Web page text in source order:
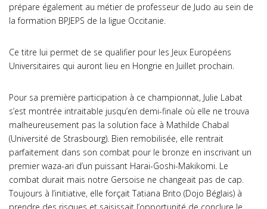
prépare également au métier de professeur de Judo au sein de
la formation BPJEPS de la ligue Occitanie.
Ce titre lui permet de se qualifier pour les Jeux Européens
Universitaires qui auront lieu en Hongrie en Juillet prochain.
Pour sa première participation à ce championnat, Julie Labat
s’est montrée intraitable jusqu’en demi-finale où elle ne trouva
malheureusement pas la solution face à Mathilde Chabal
(Université de Strasbourg). Bien remobilisée, elle rentrait
parfaitement dans son combat pour le bronze en inscrivant un
premier waza-ari d’un puissant Harai-Goshi-Makikomi. Le
combat durait mais notre Gersoise ne changeait pas de cap.
Toujours à l’initiative, elle forçait Tatiana Brito (Dojo Béglais) à